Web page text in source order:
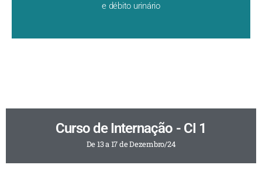
e débito urinário
Curso de Internação - CI 1
De 13 a 17 de Dezembro/24